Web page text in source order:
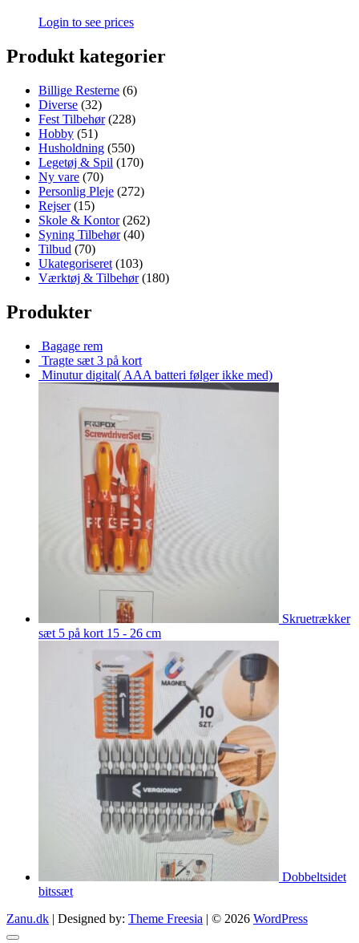
Login to see prices
Produkt kategorier
Billige Resterne (6)
Diverse (32)
Fest Tilbehør (228)
Hobby (51)
Husholdning (550)
Legetøj & Spil (170)
Ny vare (70)
Personlig Pleje (272)
Rejser (15)
Skole & Kontor (262)
Syning Tilbehør (40)
Tilbud (70)
Ukategoriseret (103)
Værktøj & Tilbehør (180)
Produkter
Bagage rem
Tragte sæt 3 på kort
Minutur digital( AAA batteri følger ikke med)
Skruetrækker
sæt 5 på kort 15 - 26 cm
Dobbeltsidet
bitssæt
Zanu.dk | Designed by: Theme Freesia | © 2026 WordPress